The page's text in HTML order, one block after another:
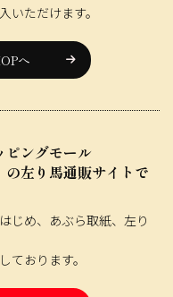
いただけます。
へ
ピングモール
の左り馬通販サイトで
じめ、あぶら取紙、左り
ております。